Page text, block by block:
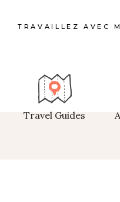
TRAVAILLEZ AVEC
Travel Guides